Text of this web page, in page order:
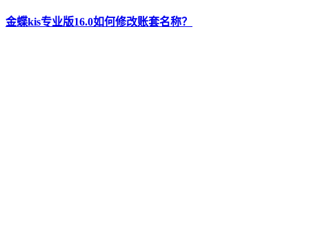
金蝶kis专业版16.0如何修改账套名称？